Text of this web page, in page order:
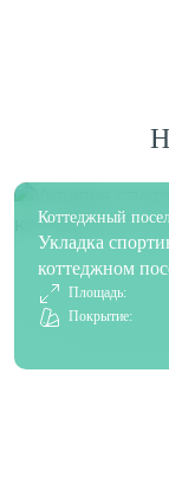
Коттеджный
Укладка
коттеджном
Площадь:
Покрытие: